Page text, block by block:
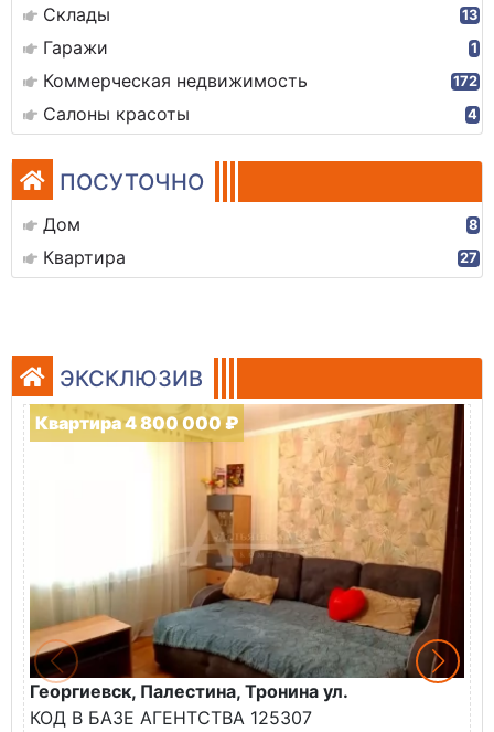
Склады 13
Гаражи 1
Коммерческая недвижимость 172
Салоны красоты 4
ПОСУТОЧНО
Дом 8
Квартира 27
ЭКСКЛЮЗИВ
Квартира 4 800 000 ₽
Георгиевск, Палестина, Тронина ул.
КОД В БАЗЕ АГЕНТСТВА 125307